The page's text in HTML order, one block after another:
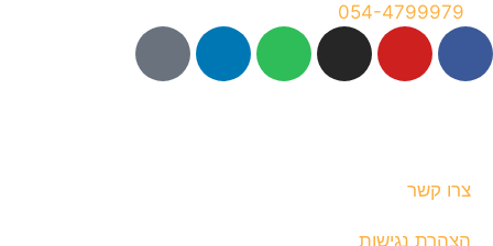
054-4799979
צרו קשר
הצהרת נגישות